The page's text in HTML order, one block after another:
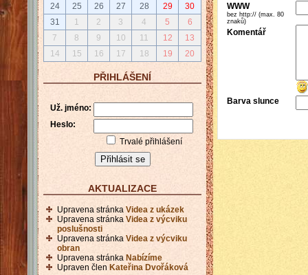
WWW
bez http:// (max. 80
znaků)
Komentář
Barva slunce
24
25 26 27 28 29
30
31
1 2 3 4 5
6
7
8 9 10 11 12
13
14
15 16 17 18 19 20
PŘIHLÁŠENÍ
Už. jméno:
Heslo:
Trvalé přihlášení
AKTUALIZACE
Upravena stránka Videa z ukázek
Upravena stránka Videa z výcviku
poslušnosti
Upravena stránka Videa z výcviku
obran
Upravena stránka Nabízíme
Upraven člen Kateřina Dvořáková